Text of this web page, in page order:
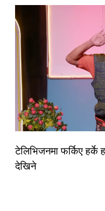
टेलिभिजनमा फर्किए हर्के
देखिने